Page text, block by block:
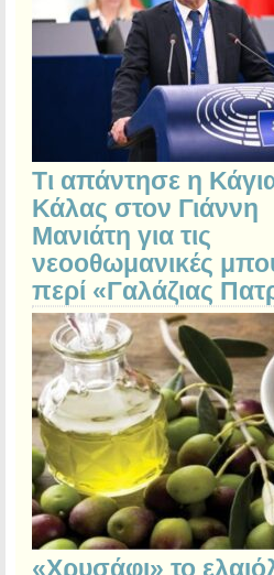
Τι απάντησε η
Κάλας στον Γιάννη
Μανιάτη για τις
νεοοθωμανικές
περί «Γαλάζιας
«Χρυσάφι» το